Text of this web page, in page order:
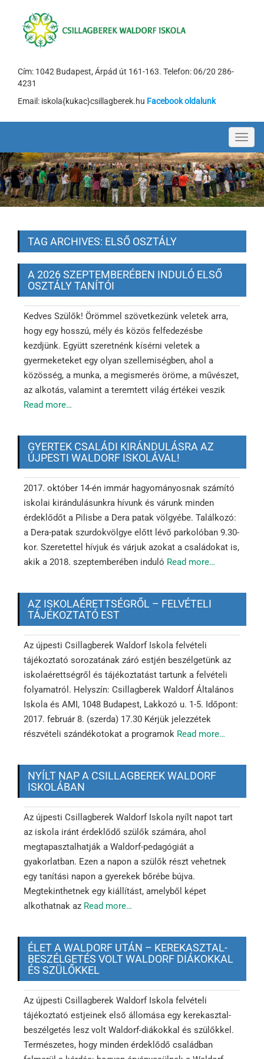
Cím: 1042 Budapest, Árpád út 161-163. Telefon: 06/20 286-
4231
Email: iskola{kukac}csillagberek.hu Facebook oldalunk
TAG ARCHIVES: ELSŐ OSZTÁLY
A 2026 SZEPTEMBERÉBEN INDULÓ ELSŐ
OSZTÁLY TANÍTÓI
Kedves Szülők! Örömmel szövetkezünk veletek arra,
hogy egy hosszú, mély és közös felfedezésbe
kezdjünk. Együtt szeretnénk kísérni veletek a
gyermeketeket egy olyan szellemiségben, ahol a
közösség, a munka, a megismerés öröme, a művészet,
az alkotás, valamint a teremtett világ értékei veszik
Read more…
GYERTEK CSALÁDI KIRÁNDULÁSRA AZ
ÚJPESTI WALDORF ISKOLÁVAL!
2017. október 14-én immár hagyományosnak számító
iskolai kirándulásunkra hívunk és várunk minden
érdeklődőt a Pilisbe a Dera patak völgyébe. Találkozó:
a Dera-patak szurdokvölgye előtt lévő parkolóban 9.30-
kor. Szeretettel hívjuk és várjuk azokat a családokat is,
akik a 2018. szeptemberében induló Read more…
AZ ISKOLAÉRETTSÉGRŐL – FELVÉTELI
TÁJÉKOZTATÓ EST
Az újpesti Csillagberek Waldorf Iskola felvételi
tájékoztató sorozatának záró estjén beszélgetünk az
iskolaérettségről és tájékoztatást tartunk a felvételi
folyamatról. Helyszín: Csillagberek Waldorf Általános
Iskola és AMI, 1048 Budapest, Lakkozó u. 1-5. Időpont:
2017. február 8. (szerda) 17.30 Kérjük jelezzétek
részvételi szándékotokat a programok Read more…
NYÍLT NAP A CSILLAGBEREK WALDORF
ISKOLÁBAN
Az újpesti Csillagberek Waldorf Iskola nyílt napot tart
az iskola iránt érdeklődő szülők számára, ahol
megtapasztalhatják a Waldorf-pedagógiát a
gyakorlatban. Ezen a napon a szülők részt vehetnek
egy tanítási napon a gyerekek bőrébe bújva.
Megtekinthetnek egy kiállítást, amelyből képet
alkothatnak az Read more…
ÉLET A WALDORF UTÁN – KEREKASZTAL-
BESZÉLGETÉS VOLT WALDORF DIÁKOKKAL
ÉS SZÜLŐKKEL
Az újpesti Csillagberek Waldorf Iskola felvételi
tájékoztató estjeinek első állomása egy kerekasztal-
beszélgetés lesz volt Waldorf-diákokkal és szülőkkel.
Természetes, hogy minden érdeklődő családban